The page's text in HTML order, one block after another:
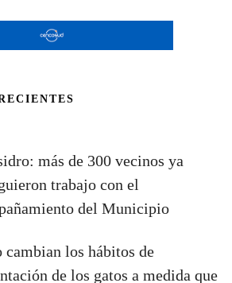
más de 300 vecinos ya
trabajo con el
del Municipio
cambian los hábitos de
de los gatos a medida que